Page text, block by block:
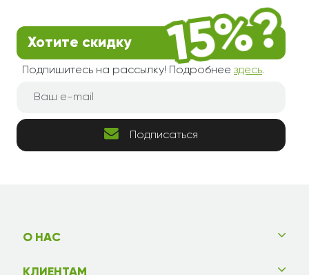
Хотите скидку
Подпишитесь на рассылку! Подробнее здесь.
Подписаться
О НАС
КЛИЕНТАМ